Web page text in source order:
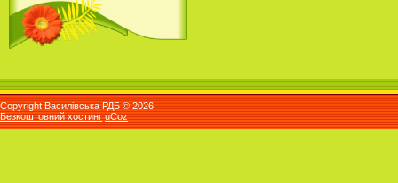
Copyright Василівська РДБ © 2026
Безкоштовний хостинг uCoz